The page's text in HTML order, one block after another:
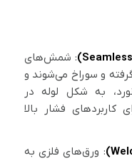
: شمش‌های
و سوراخ می‌شوند و
به شکل لوله در
کاربردهای فشار بالا
: ورق‌های فلزی به